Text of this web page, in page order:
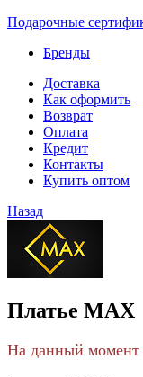
Подарочные
Бренды
Доставка
Как оформить
Возврат
Оплата
Кредит
Контакты
Купить оптом
Назад
Платье MAX
На данный момент